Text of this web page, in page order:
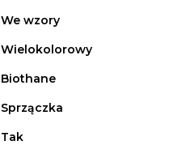
We wzory
Wielokolorowy
Biothane
Sprzączka
Tak